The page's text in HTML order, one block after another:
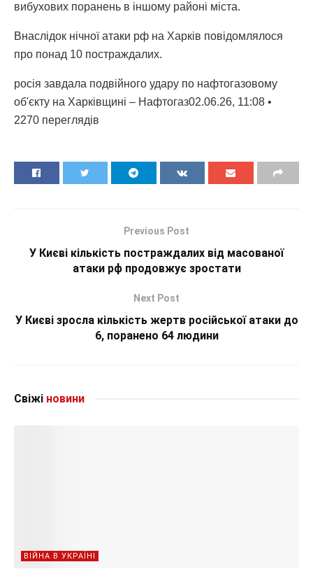
вибухових поранень в іншому районі міста.
Внаслідок нічної атаки рф на Харків повідомлялося
про понад 10 постраждалих.
росія завдала подвійного удару по нафтогазовому
об'єкту на Харківщині – Нафтогаз02.06.26, 11:08 •
2270 переглядiв
Previous Post
У Києві кількість постраждалих від масованої
атаки рф продовжує зростати
Next Post
У Києві зросла кількість жертв російської атаки до
6, поранено 64 людини
Свіжі новини
ВІЙНА В УКРАЇНІ